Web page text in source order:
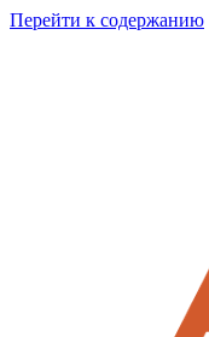
Перейти к содержанию